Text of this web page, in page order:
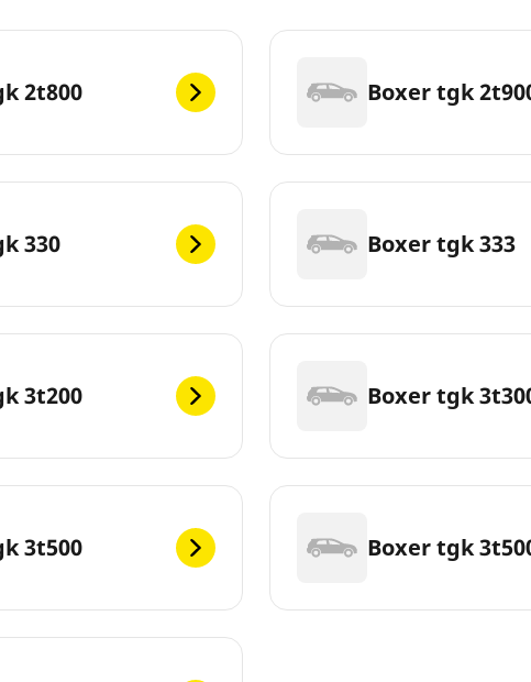
2t800 Boxer tgk
330 Boxer tgk 333
3t200 Boxer tgk
3t500 Boxer tgk